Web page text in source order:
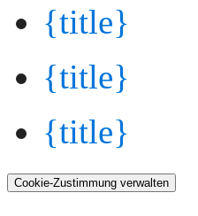
{title}
{title}
{title}
Cookie-Zustimmung verwalten